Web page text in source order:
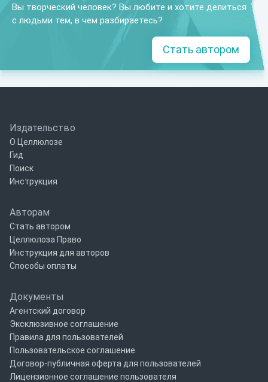
Вы творческий человек? Вы любите и хотите делиться
с людьми тем, в чем разбираетесь?
Стать автором
Издательство
О Целлюлозе
Гид
Поиск
Инструкция
Авторам
Стать автором
Целлюлоза Право
Инструкция для авторов
Способы оплаты
Документы
Агентский договор
Эксклюзивное соглашение
Правила для пользователей
Пользовательское соглашение
Договор-публичная оферта для пользователей
Лицензионное соглашение пользователя